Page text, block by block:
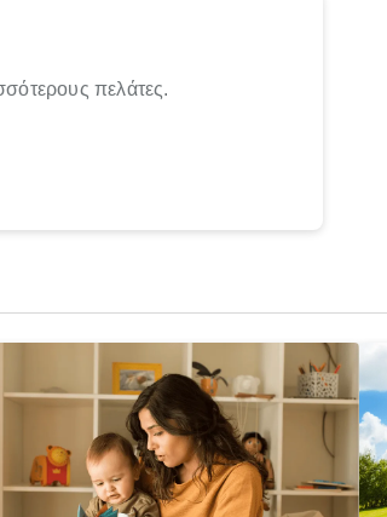
πελάτες.